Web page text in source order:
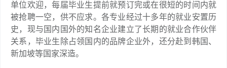
单位欢迎，每届毕业生提前就预订完或在很短的时间内就
被抢聘一空，供不应求。各专业经过十多年的就业安置历
史，现与国内国外的知名企业建立了长期的就业合作伙伴
关系，毕业生除占领国内的品牌企业外，还分赴到韩国、
新加坡等国家深造。